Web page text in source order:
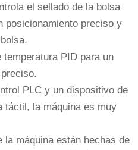
el sellado de la bolsa
posicionamiento preciso y
temperatura PID para un
PLC y un dispositivo de
táctil, la máquina es muy
máquina están hechas de